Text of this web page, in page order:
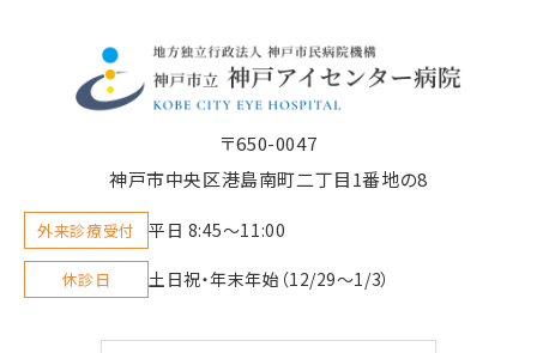
〒650-0047
神戸市中央区港島南町二丁目1番地の8
外来診療受付 平日 8:45〜11:00
休診日 土日祝・年末年始（12/29～1/3）